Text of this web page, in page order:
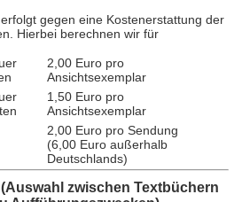
gegen eine Kostenerstattung der
Hierbei berechnen wir für
2,00 Euro pro
Ansichtsexemplar
1,50 Euro pro
Ansichtsexemplar
2,00 Euro pro Sendung
(6,00 Euro außerhalb
Deutschlands)
zwischen Textbüchern